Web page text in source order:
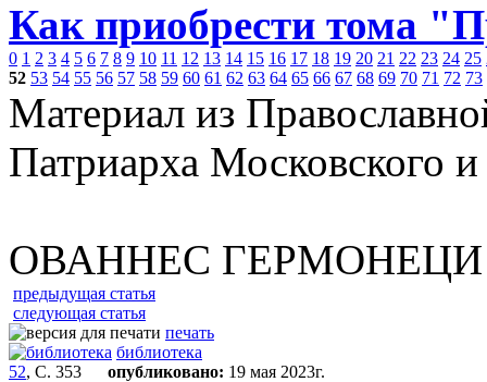
Как приобрести тома
0 1 2 3 4 5 6 7 8 9 10 11 12 13 14 15 16 17 18 19 20 21 22 23 24 25
52 53 54 55 56 57 58 59 60 61 62 63 64 65 66 67 68 69 70 71 72 73
Материал из
Патриарха Московского
ОВАННЕС ГЕРМОНЕЦИ
предыдущая статья
следующая статья
печать
библиотека
52, С. 353 опубликовано: 19 мая 2023г.